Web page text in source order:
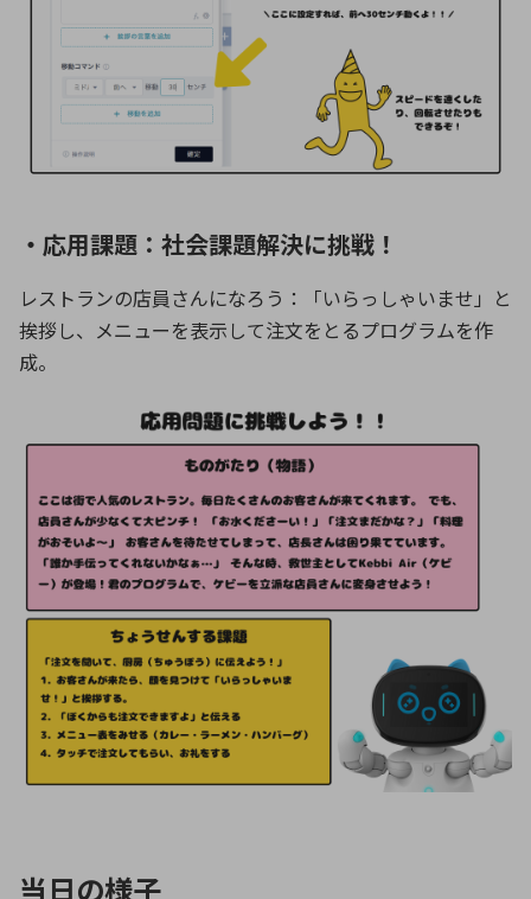
・応用課題：社会課題解決に挑戦！
レストランの店員さんになろう：「いらっしゃいませ」と
挨拶し、メニューを表示して注文をとるプログラムを作
成。
当日の様子